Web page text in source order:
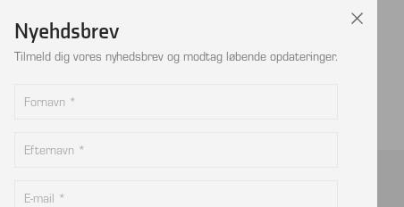
Nyehdsbrev
Tilmeld dig vores nyhedsbrev og modtag løbende opdateringer.